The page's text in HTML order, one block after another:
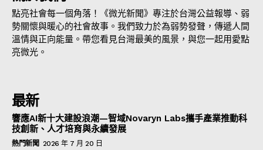
點亮社會每一個角落！《微光新聞》專注於台灣公益報導、弱
勢關懷與暖心的社會故事。我們致力於為弱勢發聲，傳遞人間
溫情與正向能量。帶您看見台灣最美的風景，與您一起用愛點
亮微光。
最新
響應AI新十大建設浪潮—智域Novaryn Labs攜手產業推動科
技創新、人才培育與永續發展
熱門新聞 2026 年 7 月 20 日